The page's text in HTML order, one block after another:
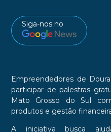
Siga-nos no
Empreendedores de
participar de palestras
Mato Grosso do Sul
produtos e gestão
A iniciativa busca